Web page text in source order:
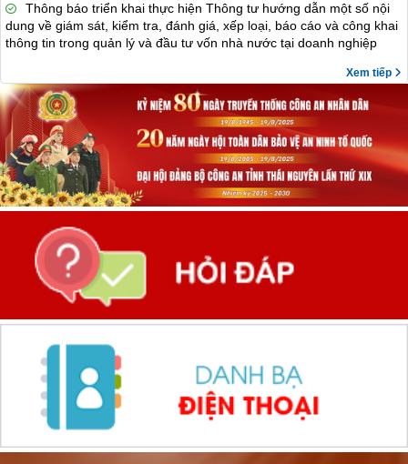
Thông báo triển khai thực hiện Thông tư hướng dẫn một số nội
dung về giám sát, kiểm tra, đánh giá, xếp loại, báo cáo và công khai
thông tin trong quản lý và đầu tư vốn nhà nước tại doanh nghiệp
Xem tiếp